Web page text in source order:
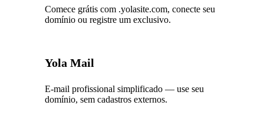
Comece grátis com .yolasite.com, conecte seu
domínio ou registre um exclusivo.
Yola Mail
E-mail profissional simplificado — use seu
domínio, sem cadastros externos.